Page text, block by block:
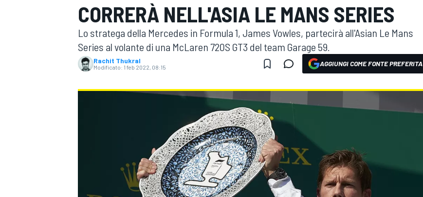
MOTOGP WEC
CORRERÀ NELL'ASIA LE MANS SERIES
Lo stratega della Mercedes in Formula 1, James Vowles, partecirà all'Asian Le Mans
Series al volante di una McLaren 720S GT3 del team Garage 59.
Rachit Thukral
Modificato: 1 feb 2022, 08:15 AGGIUNGI COME FONTE PREFERITA